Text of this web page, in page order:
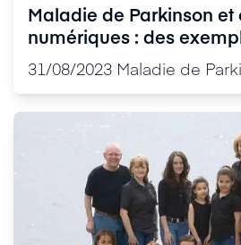
Maladie de Parkinson et
numériques : des
31/08/2023 Maladie de